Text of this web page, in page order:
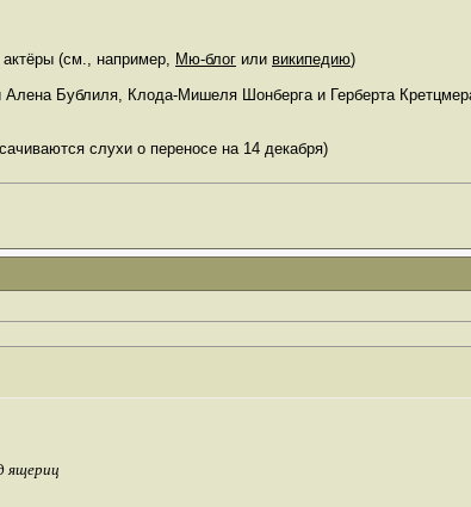
(см., например, Мю-блог или википедию)
Алена Бублиля, Клода-Мишеля Шонберга и Герберта
слухи о переносе на 14 декабря)
ящериц